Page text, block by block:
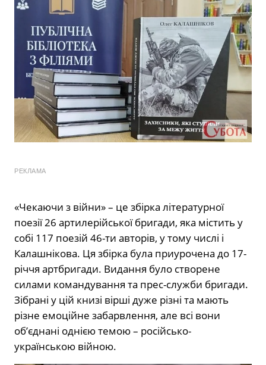
РЕКЛАМА
«Чекаючи з війни» – це збірка літературної
поезії 26 артилерійської бригади, яка містить у
собі 117 поезій 46-ти авторів, у тому числі і
Калашнікова. Ця збірка була приурочена до 17-
річчя артбригади. Видання було створене
силами командування та прес-служби бригади.
Зібрані у цій книзі вірші дуже різні та мають
різне емоційне забарвлення, але всі вони
об’єднані однією темою – російсько-
українською війною.